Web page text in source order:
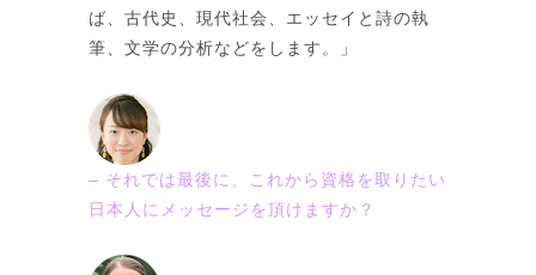
ば、古代史、現代社会、エッセイと詩の執
筆、文学の分析などをします。」
– それでは最後に、これから資格を取りたい
日本人にメッセージを頂けますか？